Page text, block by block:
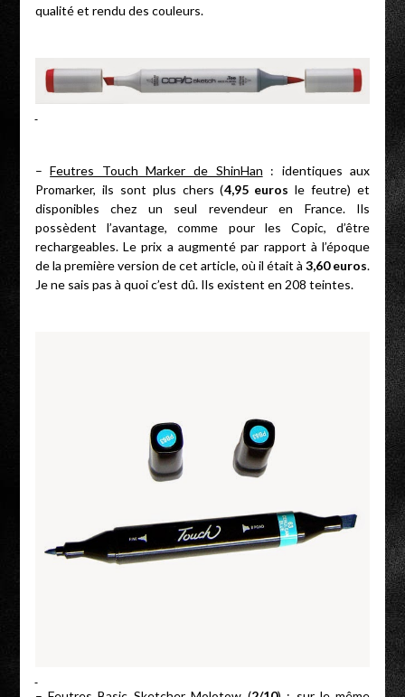
qualité et rendu des couleurs.
–Feutres Touch Marker de ShinHan : identiques aux
Promarker, ils sont plus chers (4,95 euros le feutre) et
disponibles chez un seul revendeur en France. Ils
possèdent l’avantage, comme pour les Copic, d’être
rechargeables. Le prix a augmenté par rapport à l’époque
de la première version de cet article, où il était à3,60 euros.
Je ne sais pas à quoi c’est dû. Ils existent en 208 teintes.